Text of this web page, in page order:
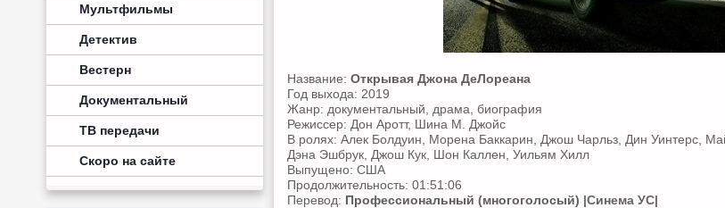
Мультфильмы
Детектив
Вестерн
Документальный
ТВ передачи
Скоро на сайте
Название: Открывая Джона ДеЛореана
Год выхода: 2019
Жанр: документальный, драма, биография
Режиссер: Дон Аротт, Шина М. Джойс
В ролях: Алек Болдуин, Морена Баккарин, Джош Чарльз, Дин Уинтерс,
Дэна Эшбрук, Джош Кук, Шон Каллен, Уильям Хилл
Выпущено: США
Продолжительность: 01:51:06
Перевод: Профессиональный (многоголосый) |Синема УС|